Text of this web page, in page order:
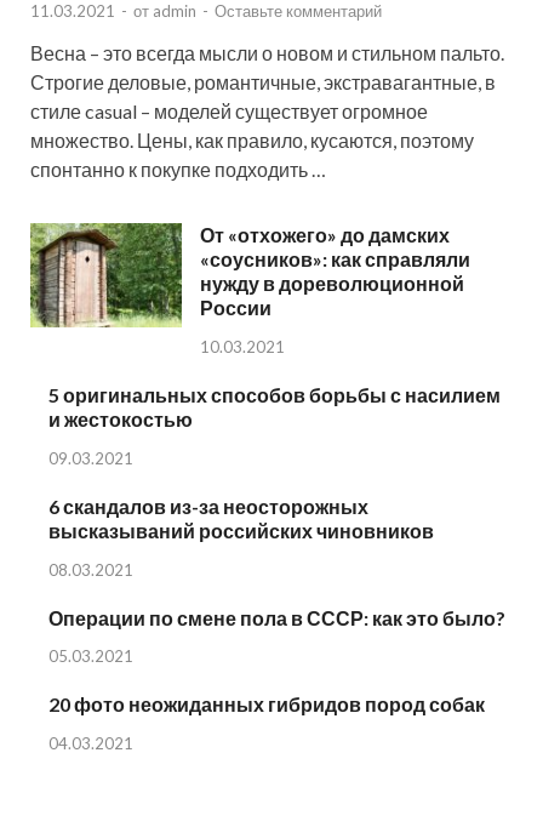
11.03.2021 - от admin - Оставьте комментарий
Весна – это всегда мысли о новом и стильном пальто.
Строгие деловые, романтичные, экстравагантные, в
стиле casual – моделей существует огромное
множество. Цены, как правило, кусаются, поэтому
спонтанно к покупке подходить …
От «отхожего» до дамских
«соусников»: как справляли
нужду в дореволюционной
России
10.03.2021
5 оригинальных способов борьбы с насилием
и жестокостью
09.03.2021
6 скандалов из-за неосторожных
высказываний российских чиновников
08.03.2021
Операции по смене пола в СССР: как это было?
05.03.2021
20 фото неожиданных гибридов пород собак
04.03.2021